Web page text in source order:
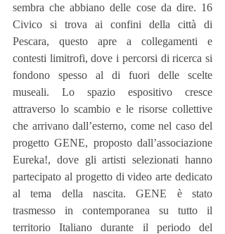
sembra che abbiano delle cose da dire. 16
Civico si trova ai confini della città di
Pescara, questo apre a collegamenti e
contesti limitrofi, dove i percorsi di ricerca si
fondono spesso al di fuori delle scelte
museali. Lo spazio espositivo cresce
attraverso lo scambio e le risorse collettive
che arrivano dall’esterno, come nel caso del
progetto GENE, proposto dall’associazione
Eureka!, dove gli artisti selezionati hanno
partecipato al progetto di video arte dedicato
al tema della nascita. GENE è stato
trasmesso in contemporanea su tutto il
territorio Italiano durante il periodo del